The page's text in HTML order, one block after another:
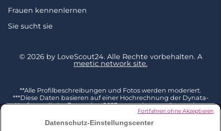
Frauen kennenlernen
Sie sucht sie
© 2026 by LoveScout24. Alle Rechte vorbehalten.A
meetic network site.
**Alle Profilbeschreibungen und Fotos werden moderiert.
***Diese Daten basieren auf einer Hochrechnung der Dynata-
Umfrage, die im Dezember 2023 unter einer repräsentativen
Stichprobe von 2002 Befragten ab 18 Jahren in Deutschland
durchgeführt und mit der Gesamtbevölkerung dieser
Altersgruppe (Quelle Eurostat 2023) kombiniert wurde. 3 % der
Datenschutz-Einstellungscenter
Fortfahren ohne Akzeptieren